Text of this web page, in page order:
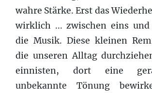
wahre Stärke. Erst das
wirk­lich ... zwis­chen eins
die Musik. Diese kleinen
die unseren All­tag
ein­nis­ten, dort eine
unbekannte Tönung